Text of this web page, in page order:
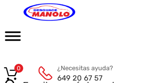
¿Necesitas ayuda?
649 20 67 57
0